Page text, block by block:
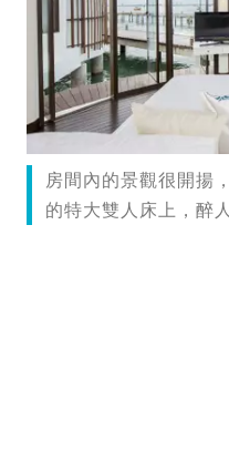
房間內的景觀很開揚
的特大雙人床上，醉